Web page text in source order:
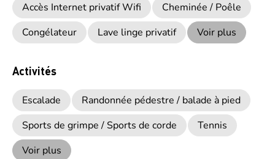
Accès Internet privatif Wifi
Cheminée / Poêle
Congélateur
Lave linge privatif Voir plus
Activités
Escalade
Randonnée pédestre / balade à pied
Sports de grimpe / Sports de corde
Tennis
Voir plus